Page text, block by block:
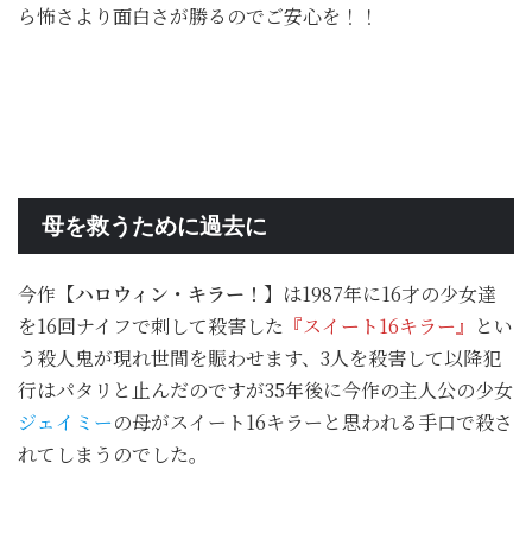
ら怖さより面白さが勝るのでご安心を！！
母を救うために過去に
今作 【ハロウィン・キラー！】 は1987年に16才の少女達
を16回ナイフで刺して殺害した 『スイート16キラー』 とい
う殺人鬼が現れ世間を賑わせます、3人を殺害して以降犯
行はパタリと止んだのですが35年後に今作の主人公の少女
ジェイミーの母がスイート16キラーと思われる手口で殺さ
れてしまうのでした。